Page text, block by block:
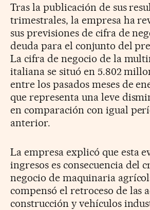
Tras la publicación de sus
trimestrales, la empresa ha
sus previsiones de cifra de
deuda para el conjunto del
La cifra de negocio de la
italiana se situó en 5.802
entre los pasados meses de
que representa una leve
en comparación con igual
anterior.
La empresa explicó que esta
ingresos es consecuencia del
negocio de maquinaria
compensó el retroceso de las
construcción y vehículos